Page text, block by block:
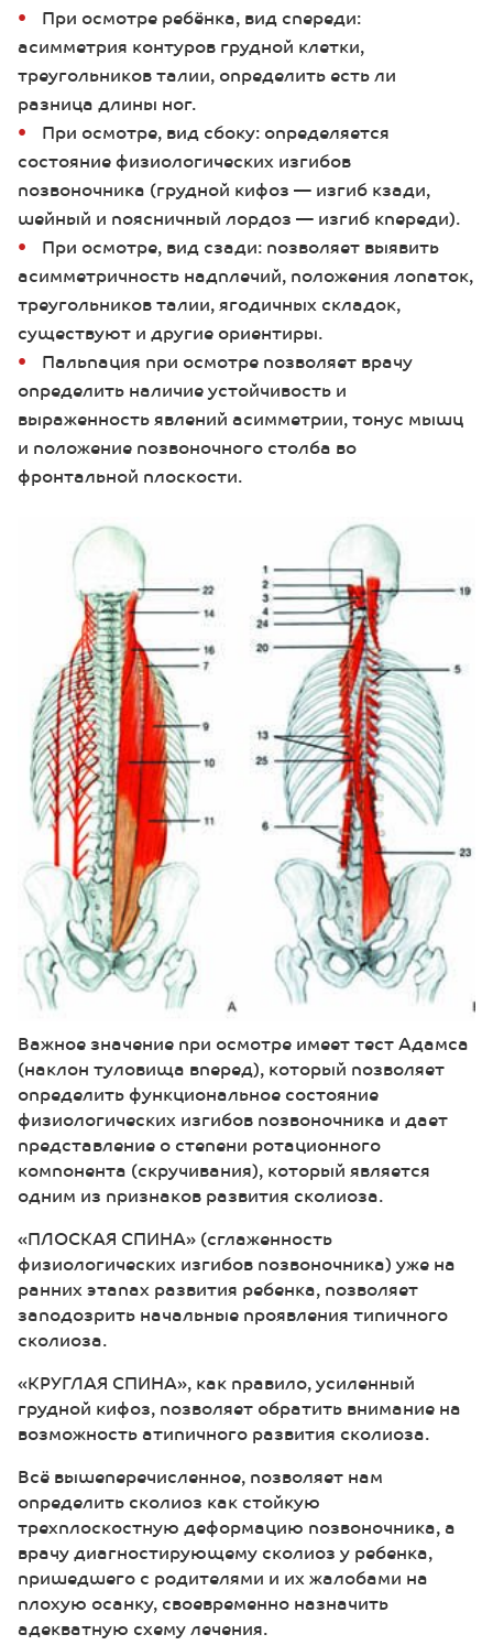
При осмотре ребёнка, вид спереди:
асимметрия контуров грудной клетки,
треугольников талии, определить есть ли
разница длины ног.
При осмотре, вид сбоку: определяется
состояние физиологических изгибов
позвоночника (грудной кифоз — изгиб кзади,
шейный и поясничный лордоз — изгиб кпереди).
При осмотре, вид сзади: позволяет выявить
асимметричность надплечий, положения лопаток,
треугольников талии, ягодичных складок,
существуют и другие ориентиры.
Пальпация при осмотре позволяет врачу
определить наличие устойчивость и
выраженность явлений асимметрии, тонус мышц
и положение позвоночного столба во
фронтальной плоскости.
Важное значение при осмотре имеет тест Адамса
(наклон туловища вперед), который позволяет
определить функциональное состояние
физиологических изгибов позвоночника и дает
представление о степени ротационного
компонента (скручивания), который является
одним из признаков развития сколиоза.
«ПЛОСКАЯ СПИНА» (сглаженность
физиологических изгибов позвоночника) уже на
ранних этапах развития ребенка, позволяет
заподозрить начальные проявления типичного
сколиоза.
«КРУГЛАЯ СПИНА», как правило, усиленный
грудной кифоз, позволяет обратить внимание на
возможность атипичного развития сколиоза.
Всё вышеперечисленное, позволяет нам
определить сколиоз как стойкую
трехплоскостную деформацию позвоночника, а
врачу диагностирующему сколиоз у ребенка,
пришедшего с родителями и их жалобами на
плохую осанку, своевременно назначить
адекватную схему лечения.